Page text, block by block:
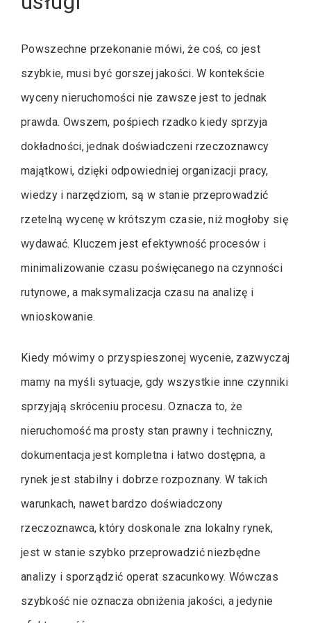
Powszechne przekonanie mówi, że coś, co jest
szybkie, musi być gorszej jakości. W kontekście
wyceny nieruchomości nie zawsze jest to jednak
prawda. Owszem, pośpiech rzadko kiedy sprzyja
dokładności, jednak doświadczeni rzeczoznawcy
majątkowi, dzięki odpowiedniej organizacji pracy,
wiedzy i narzędziom, są w stanie przeprowadzić
rzetelną wycenę w krótszym czasie, niż mogłoby się
wydawać. Kluczem jest efektywność procesów i
minimalizowanie czasu poświęcanego na czynności
rutynowe, a maksymalizacja czasu na analizę i
wnioskowanie.
Kiedy mówimy o przyspieszonej wycenie, zazwyczaj
mamy na myśli sytuacje, gdy wszystkie inne czynniki
sprzyjają skróceniu procesu. Oznacza to, że
nieruchomość ma prosty stan prawny i techniczny,
dokumentacja jest kompletna i łatwo dostępna, a
rynek jest stabilny i dobrze rozpoznany. W takich
warunkach, nawet bardzo doświadczony
rzeczoznawca, który doskonale zna lokalny rynek,
jest w stanie szybko przeprowadzić niezbędne
analizy i sporządzić operat szacunkowy. Wówczas
szybkość nie oznacza obniżenia jakości, a jedynie